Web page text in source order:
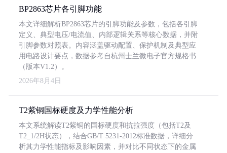
BP2863芯片各引脚功能
本文详细解析BP2863芯片的引脚功能及参数，包括各引脚
定义、典型电压/电流值、内部逻辑关系等核心数据，并附
引脚参数对照表。内容涵盖驱动配置、保护机制及典型应
用电路设计要点，数据参考自杭州士兰微电子官方规格书
（版本V1.2）。
2026年8月4日
T2紫铜国标硬度及力学性能分析
本文系统解读T2紫铜的国标硬度和抗拉强度（包括T2及
T2_1/2H状态），结合GB/T 5231-2012标准数据，详细分
析其力学性能指标及影响因素，并对比不同状态下的金属